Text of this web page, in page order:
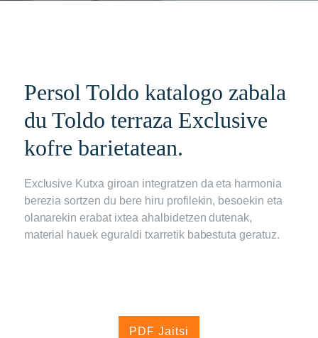
Persol Toldo katalogo zabala
du Toldo terraza Exclusive
kofre barietatean.
Exclusive Kutxa giroan integratzen da eta harmonia
berezia sortzen du bere hiru profilekin, besoekin eta
olanarekin erabat ixtea ahalbidetzen dutenak,
material hauek eguraldi txarretik babestuta geratuz.
PDF Jaitsi